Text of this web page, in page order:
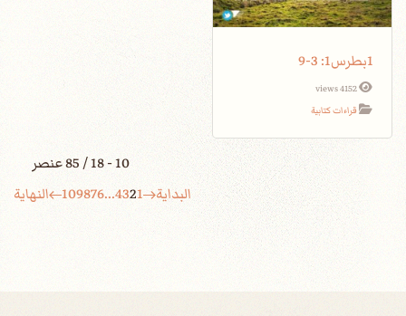
1بطرس1: 3-9
4152 views
قراءات كتابية
10 - 18 / 85 عنصر
البداية
1
2
3
4
...
6
7
8
9
10 النهاية